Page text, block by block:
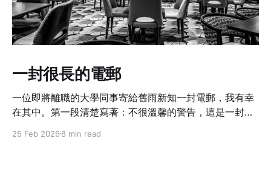
一封很長的電郵
一位即將離職的大學同事寄給舊雨新知一封電郵，我有幸
在其中。第一段清楚寫著：不很溫馨的警告，這是一封很
25 Feb 2026 8 min read